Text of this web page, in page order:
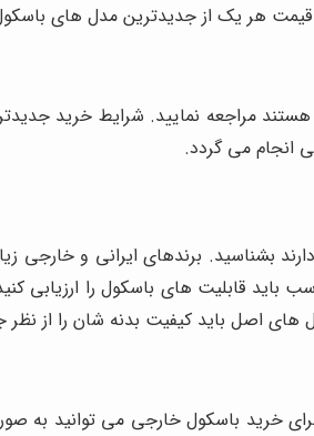
قیمت هر یک از جدیدترین مدل های
مراجعه نمایید. شرایط خرید
انجام می گردد.
بشناسید. برندهای ایرانی و
باید قابلیت های باسکول را ارزیابی
اصل باید کیفیت بدنه شان را از نظر
خرید باسکول خارجی می توانید به